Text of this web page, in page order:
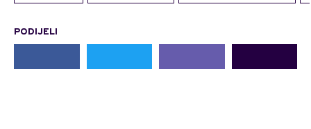
PODIJELI